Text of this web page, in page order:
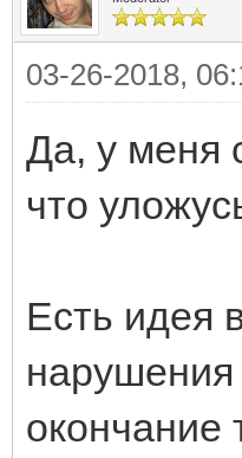
03-26-2018,
Да, у меня
что
Есть идея
нарушения
окончание